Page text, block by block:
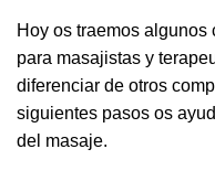
Hoy os traemos
para masajistas y
diferenciar de otros
siguientes pasos os
del masaje.